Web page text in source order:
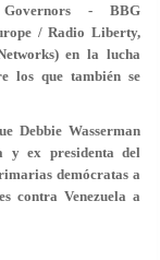
Governors - BBG
/ Radio Liberty,
en la lucha
los que también se
Debbie Wasserman
y ex presidenta del
demócratas a
contra Venezuela a